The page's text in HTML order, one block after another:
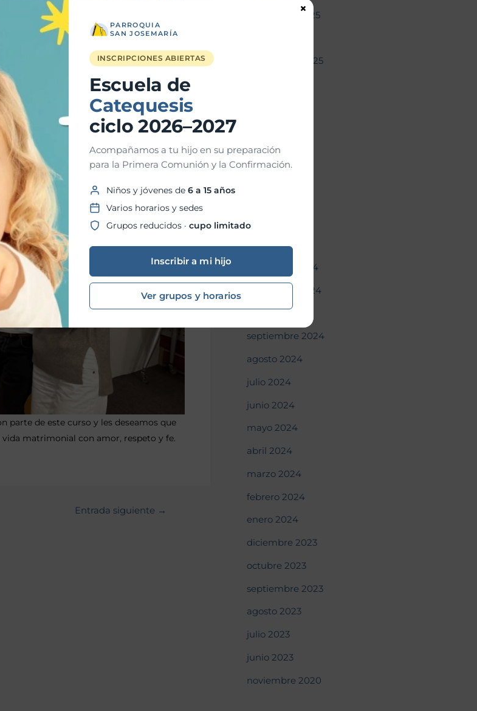
este curso, así como a las parejas
parte de este curso y les deseamos que
matrimonial con amor, respeto y fe.
Entrada siguiente →
noviembre 2025
septiembre 2025
mayo 2025
febrero 2025
enero 2025
diciembre 2024
noviembre 2024
octubre 2024
septiembre 2024
agosto 2024
julio 2024
junio 2024
mayo 2024
abril 2024
marzo 2024
febrero 2024
enero 2024
diciembre 2023
octubre 2023
septiembre 2023
agosto 2023
julio 2023
junio 2023
noviembre 2020
PARROQUIA
SAN JOSEMARÍA
INSCRIPCIONES ABIERTAS
Escuela de
Catequesis
ciclo 2026–2027
Acompañamos a tu hijo en su preparación
para la Primera Comunión y la Confirmación.
Niños y jóvenes de 6 a 15 años
Varios horarios y sedes
Grupos reducidos · cupo limitado
Inscribir a mi hijo
Ver grupos y horarios
×